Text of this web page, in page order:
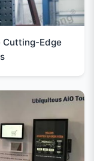
Cutting-Edge